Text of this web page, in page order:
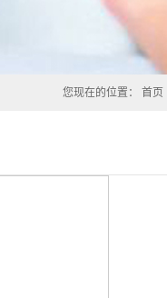
您现在的位置： 首页